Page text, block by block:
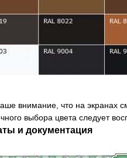
внимание, что на экранах
выбора цвета следует
и документация